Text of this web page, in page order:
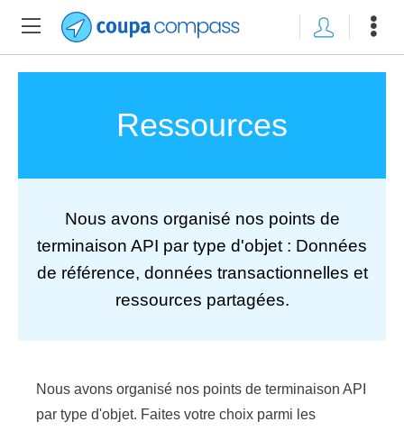
Ressources
Nous avons organisé nos points de
terminaison API par type d'objet : Données
de référence, données transactionnelles et
ressources partagées.
Nous avons organisé nos points de terminaison API
par type d'objet. Faites votre choix parmi les